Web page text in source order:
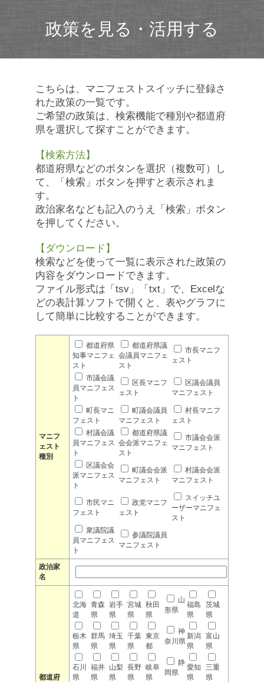
政策を見る・活用する
こちらは、マニフェストスイッチに登録さ
れた政策の一覧です。
ご希望の政策は、検索機能で種別や都道府
県を選択して探すことができます。
【検索方法】
都道府県などのボタンを選択（複数可）し
て、「検索」ボタンを押すと表示されま
す。
政治家名なども記入のうえ「検索」ボタン
を押してください。
【ダウンロード】
検索などを使って一覧に表示された政策の
内容をダウンロードできます。
ファイル形式は「tsv」「txt」で、Excelな
どの表計算ソフトで開くと、表やグラフに
して簡単に比較することができます。
マニフ
ェスト
種別
都道府県
知事マニフェ
スト
都道府県議
会議員マニフェ
スト
市長マニフ
ェスト
市議会議
員マニフェス
ト
区長マニフ
ェスト
区議会議員
マニフェスト
町長マニ
フェスト
町議会議員
マニフェスト
村長マニフ
ェスト
村議会議
員マニフェス
ト
都道府県議
会会派マニフェ
スト
市議会会派
マニフェスト
区議会会
派マニフェス
ト
町議会会派
マニフェスト
村議会会派
マニフェスト
市民マニ
フェスト
政党マニフ
ェスト
スイッチユ
ーザーマニフェ
スト
衆議院議
員マニフェス
ト
参議院議員
マニフェスト
政治家
名
都道府
北海
道
青森
県
岩手
県
宮城
県
秋田
県
山
形県
福島
県
茨城
県
栃木
県
群馬
県
埼玉
県
千葉
県
東京
都
神
奈川県
新潟
県
富山
県
石川
県
福井
県
山梨
県
長野
県
岐阜
県
静
岡県
愛知
県
三重
県